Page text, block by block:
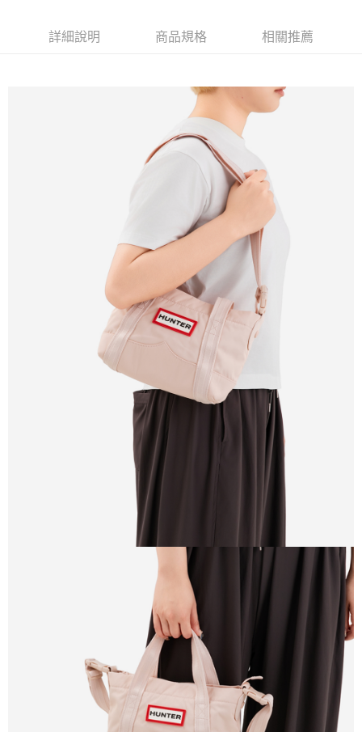
新竹貨運
每筆NT$110，滿NT$2,000(含以上)免運費
詳細說明 商品規格 相關推薦